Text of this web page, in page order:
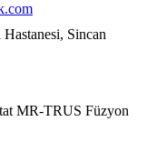
Sincan
MR-TRUS Füzyon